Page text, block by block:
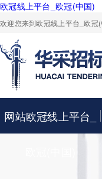
欧冠线上平台_欧冠(中国)
欢迎您来到欧冠线上平台_欧冠
网站欧冠线上平台_